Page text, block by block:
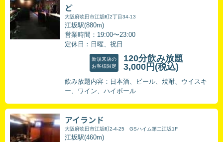
ど
大阪府吹田市江坂町2丁目34-13
江坂駅(880m)
営業時間：19:00〜23:00
定休日：日曜、祝日
新規来店の
お客様限定
120分飲み放題
3,000円 (税込)
飲み放題内容：日本酒、ビール、焼酎、ウイスキ
ー、ワイン、ハイボール
アイランド
大阪府吹田市江坂町2-4-25 GSハイム第二江坂1F
江坂駅(460m)